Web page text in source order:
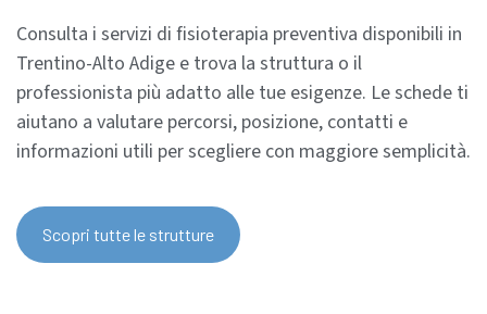
Consulta i servizi di fisioterapia preventiva disponibili in
Trentino-Alto Adige e trova la struttura o il
professionista più adatto alle tue esigenze. Le schede ti
aiutano a valutare percorsi, posizione, contatti e
informazioni utili per scegliere con maggiore semplicità.
Scopri tutte le strutture